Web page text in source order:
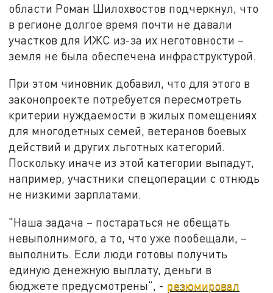
области Роман Шилохвостов подчеркнул, что
в регионе долгое время почти не давали
участков для ИЖС из-за их неготовности –
земля не была обеспечена инфраструктурой.
При этом чиновник добавил, что для этого в
законопроекте потребуется пересмотреть
критерии нуждаемости в жилых помещениях
для многодетных семей, ветеранов боевых
действий и других льготных категорий.
Поскольку иначе из этой категории выпадут,
например, участники спецоперации с отнюдь
не низкими зарплатами.
"Наша задача – постараться не обещать
невыполнимого, а то, что уже пообещали, –
выполнить. Если люди готовы получить
единую денежную выплату, деньги в
бюджете предусмотрены", - резюмировал